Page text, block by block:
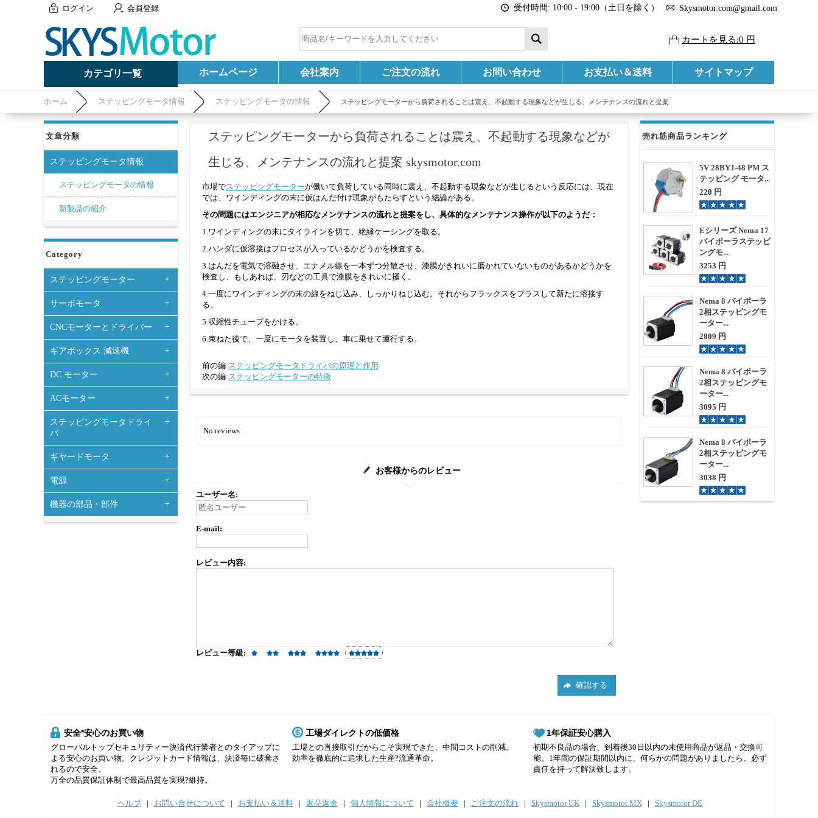
ログイン 会員登録 受付時間: 10:00 - 19:00（土日を除く） Skysmotor.com@gmail.com
カートを見る:0 円
カテゴリ一覧 ホームページ 会社案内 ご注文の流れ お問い合わせ お支払い＆送料 サイトマップ
ホーム ステッピングモータ情報 ステッピングモータの情報 ステッピングモーターから負荷されることは震え、不起動する現象などが生じる、メンテナンスの流れと提案
文章分類
ステッピングモータ情報
ステッピングモータの情報
新製品の紹介
Category
ステッピングモーター
サーボモータ
CNCモーターとドライバー
ギアボックス 減速機
DC モーター
ACモーター
ステッピングモータドライ
バ
ギヤードモータ
電源
機器の部品・部件
売れ筋商品ランキング
5V 28BYJ-48 PM ス
テッピング モータ...
220 円
Eシリーズ Nema 17
バイポーラステッピ
ングモ...
3253 円
Nema 8 バイポーラ
2相ステッピングモ
ーター...
2809 円
Nema 8 バイポーラ
2相ステッピングモ
ーター...
3095 円
Nema 8 バイポーラ
2相ステッピングモ
ーター...
3038 円
ステッピングモーターから負荷されることは震え、不起動する現象などが
生じる、メンテナンスの流れと提案 skysmotor.com
市場でステッピングモーターが働いて負荷している同時に震え、不起動する現象などが生じるという反応には、現在
では、ワインディングの末に仮はんだ付け現象がもたらすという結論がある。
その問題にはエンジニアが相応なメンテナンスの流れと提案をし、具体的なメンテナンス操作が以下のようだ：
1.ワインディングの末にタイラインを切て、絶縁ケーシングを取る。
2.ハンダに仮溶接はプロセスが入っているかどうかを検査する。
3.はんだを電気で溶融させ、エナメル線を一本ずつ分散させ、漆膜がきれいに磨かれていないものがあるかどうかを
検査し、もしあれば、刃などの工具で漆膜をきれいに掻く。
4.一度にワインディングの末の線をねじ込み、しっかりねじ込む。それからフラックスをプラスして新たに溶接す
る。
5.収縮性チューブをかける。
6.束ねた後で、一度にモータを装置し、車に乗せて運行する。
前の編:ステッピングモータドライバの原理と作用
次の編:ステッピングモーターの特徴
No reviews
お客様からのレビュー
ユーザー名:
E-mail:
レビュー内容:
レビュー等級:
安全*安心のお買い物
グローバルトップセキュリティー決済代行業者とのタイアップに
よる安心のお買い物。クレジットカード情報は、決済毎に破棄さ
れるので安全。
万全の品質保証体制で最高品質を実現?維持。
工場ダイレクトの低価格
工場との直接取引だからこそ実現できた、中間コストの削減。
効率を徹底的に追求した生産?流通革命。
1年保証安心購入
初期不良品の場合、到着後30日以内の未使用商品が返品・交換可
能。1年間の保証期間以内に、何らかの問題がありましたら、必ず
責任を持って解決致します。
ヘルプ | お問い合せについて | お支払い＆送料 | 返品返金 | 個人情報について | 会社概要 | ご注文の流れ | Skysmotor UK | Skysmotor MX | Skysmotor DE